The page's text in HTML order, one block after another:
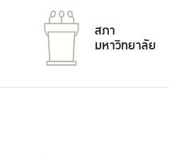
สภา
มหาวิทยาลัย